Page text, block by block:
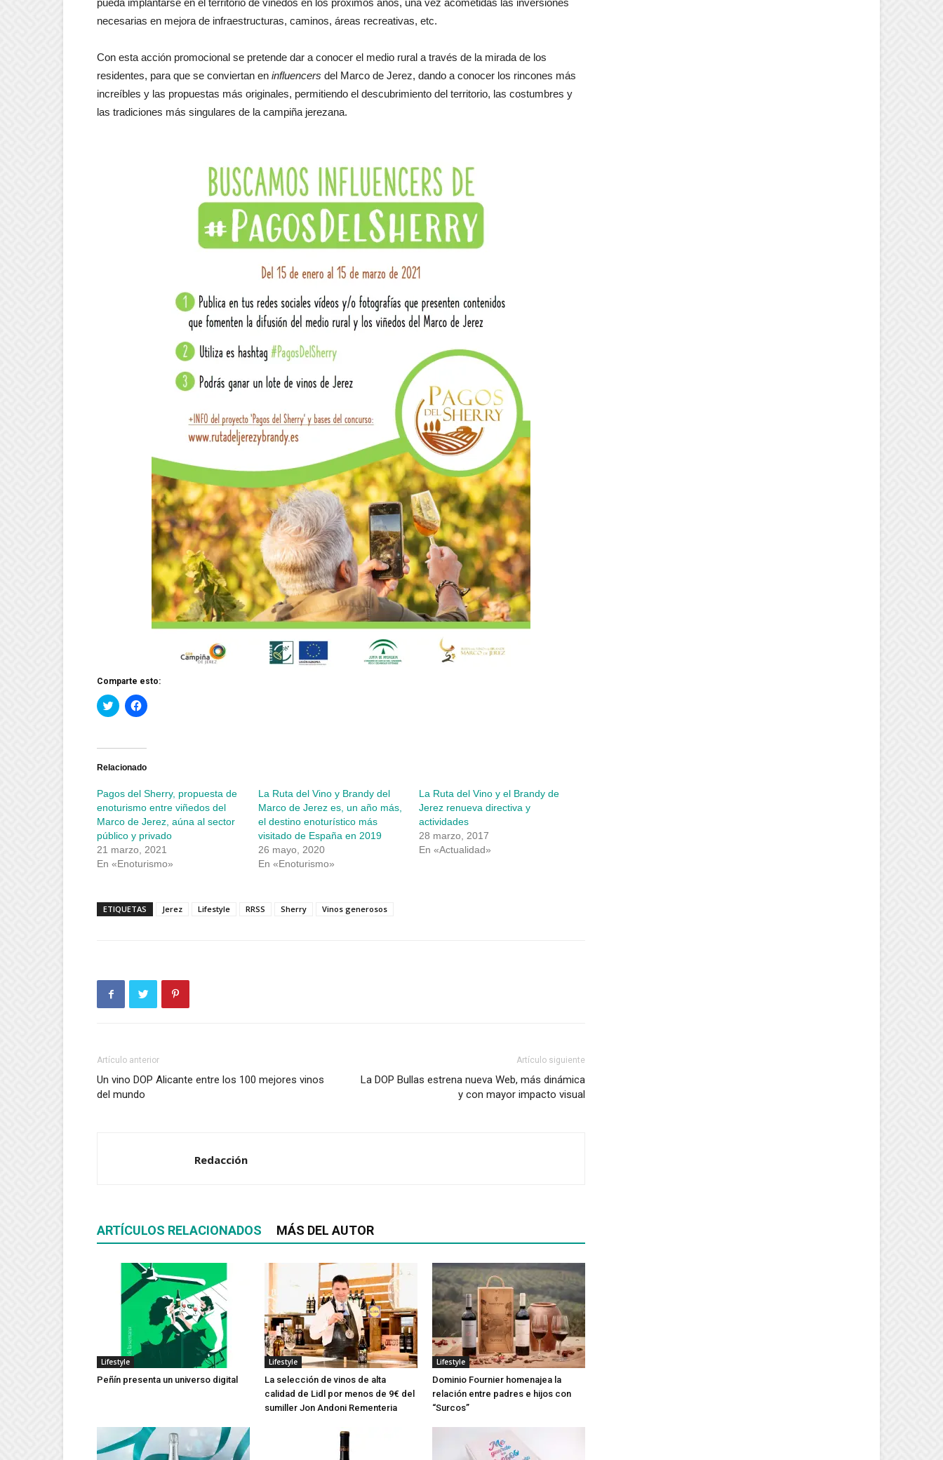
pueda implantarse en el territorio de viñedos en los próximos años, una vez acometidas las inversiones
necesarias en mejora de infraestructuras, caminos, áreas recreativas, etc.
Con esta acción promocional se pretende dar a conocer el medio rural a través de la mirada de los
residentes, para que se conviertan en influencers del Marco de Jerez, dando a conocer los rincones más
increíbles y las propuestas más originales, permitiendo el descubrimiento del territorio, las costumbres y
las tradiciones más singulares de la campiña jerezana.
Comparte esto:
Haz
clic
Twitter
abre
ventana
nueva)
Haz
clic
Facebook
abre
ventana
nueva)
Relacionado
Pagos del Sherry, propuesta de
enoturismo entre viñedos del
Marco de Jerez, aúna al sector
público y privado
21 marzo, 2021
En «Enoturismo»
La Ruta del Vino y Brandy del
Marco de Jerez es, un año más,
el destino enoturístico más
visitado de España en 2019
26 mayo, 2020
En «Enoturismo»
La Ruta del Vino y el Brandy de
Jerez renueva directiva y
actividades
28 marzo, 2017
En «Actualidad»
ETIQUETAS Jerez Lifestyle RRSS Sherry Vinos generosos
Artículo anterior
Un vino DOP Alicante entre los 100 mejores vinos
del mundo
Artículo siguiente
La DOP Bullas estrena nueva Web, más dinámica
y con mayor impacto visual
Redacción
ARTÍCULOS RELACIONADOS MÁS DEL AUTOR
Lifestyle
Peñín presenta un universo digital
Lifestyle
La selección de vinos de alta
calidad de Lidl por menos de 9€ del
sumiller Jon Andoni Rementeria
Lifestyle
Dominio Fournier homenajea la
relación entre padres e hijos con
“Surcos”